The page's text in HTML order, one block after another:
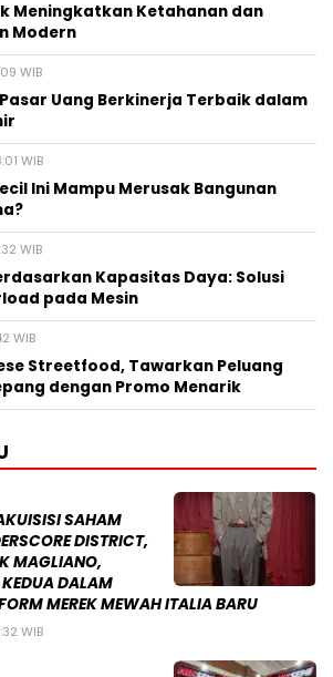
Meningkatkan Ketahanan dan
Modern
WIB
Uang Berkinerja Terbaik dalam
WIB
Ini Mampu Merusak Bangunan
WIB
Kapasitas Daya: Solusi
pada Mesin
WIB
Streetfood, Tawarkan Peluang
dengan Promo Menarik
SAHAM
DISTRICT,
MAGLIANO,
DALAM
MEREK MEWAH ITALIA BARU
WIB